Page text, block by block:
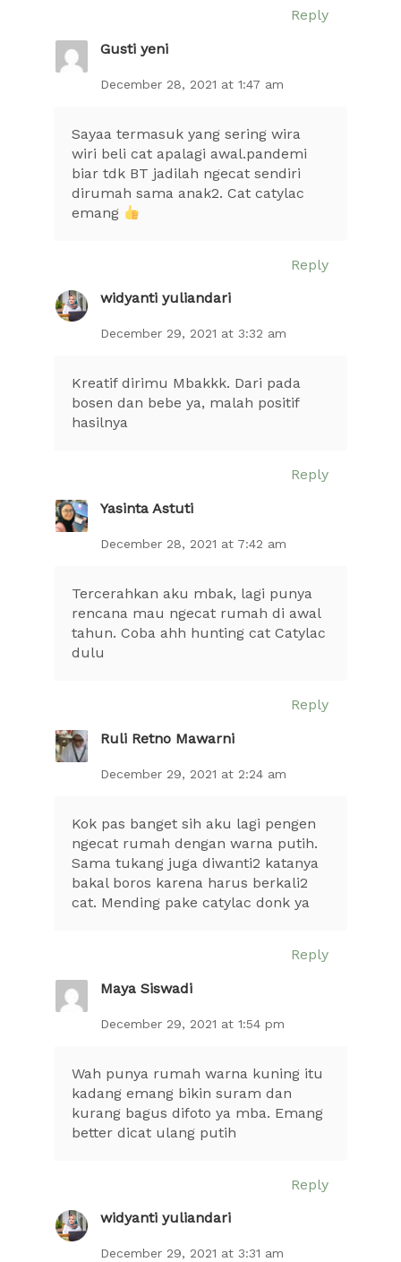
Reply
Gusti yeni
December 28, 2021 at 1:47 am
Sayaa termasuk yang sering wira
wiri beli cat apalagi awal.pandemi
biar tdk BT jadilah ngecat sendiri
dirumah sama anak2. Cat catylac
emang
Reply
widyanti yuliandari
December 29, 2021 at 3:32 am
Kreatif dirimu Mbakkk. Dari pada
bosen dan bebe ya, malah positif
hasilnya
Reply
Yasinta Astuti
December 28, 2021 at 7:42 am
Tercerahkan aku mbak, lagi punya
rencana mau ngecat rumah di awal
tahun. Coba ahh hunting cat Catylac
dulu
Reply
Ruli Retno Mawarni
December 29, 2021 at 2:24 am
Kok pas banget sih aku lagi pengen
ngecat rumah dengan warna putih.
Sama tukang juga diwanti2 katanya
bakal boros karena harus berkali2
cat. Mending pake catylac donk ya
Reply
Maya Siswadi
December 29, 2021 at 1:54 pm
Wah punya rumah warna kuning itu
kadang emang bikin suram dan
kurang bagus difoto ya mba. Emang
better dicat ulang putih
Reply
widyanti yuliandari
December 29, 2021 at 3:31 am